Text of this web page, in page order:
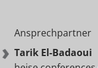
Ansprechpartner
Tarik El-Badaoui